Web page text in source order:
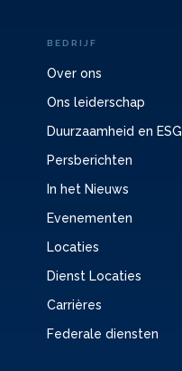
BEDRIJF
Over ons
Ons leiderschap
Duurzaamheid en ESG
Persberichten
In het Nieuws
Evenementen
Locaties
Dienst Locaties
Carrières
Federale diensten